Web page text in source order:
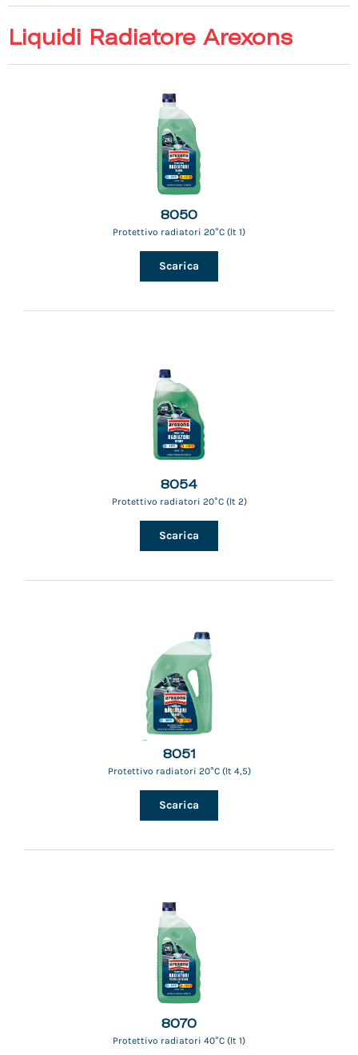
Liquidi Radiatore Arexons
8050
Protettivo radiatori 20°C (lt 1)
Scarica
8054
Protettivo radiatori 20°C (lt 2)
Scarica
8051
Protettivo radiatori 20°C (lt 4,5)
Scarica
8070
Protettivo radiatori 40°C (lt 1)